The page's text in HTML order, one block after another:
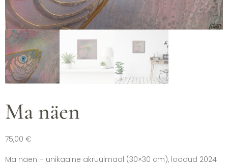
Ma näen
75,00 €
Ma näen – unikaalne akrüülmaal (30×30 cm), loodud 2024